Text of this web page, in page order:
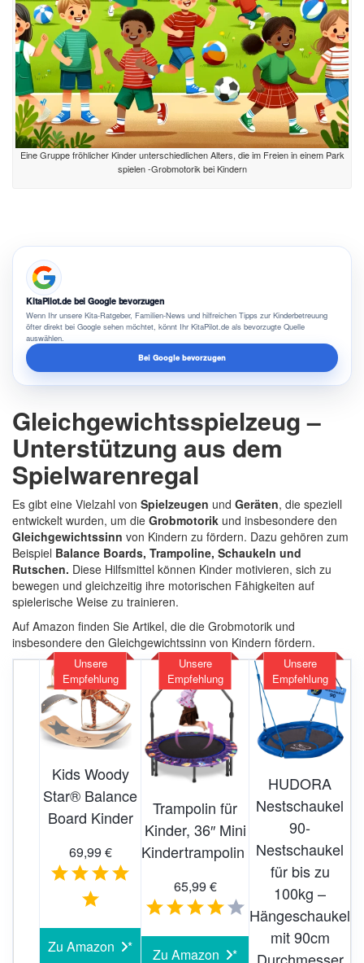
Eine Gruppe fröhlicher Kinder unterschiedlichen Alters, die im Freien in einem Park
spielen -Grobmotorik bei Kindern
KitaPilot.de bei Google bevorzugen
Wenn Ihr unsere Kita-Ratgeber, Familien-News und hilfreichen Tipps zur Kinderbetreuung
öfter direkt bei Google sehen möchtet, könnt Ihr KitaPilot.de als bevorzugte Quelle
auswählen.
Bei Google bevorzugen
Gleichgewichtsspielzeug –
Unterstützung aus dem
Spielwarenregal
Es gibt eine Vielzahl von Spielzeugen und Geräten, die speziell
entwickelt wurden, um die Grobmotorik und insbesondere den
Gleichgewichtssinn von Kindern zu fördern. Dazu gehören zum
Beispiel Balance Boards, Trampoline, Schaukeln und
Rutschen. Diese Hilfsmittel können Kinder motivieren, sich zu
bewegen und gleichzeitig ihre motorischen Fähigkeiten auf
spielerische Weise zu trainieren.
Auf Amazon finden Sie Artikel, die die Grobmotorik und
insbesondere den Gleichgewichtssinn von Kindern fördern.
Unsere
Empfehlung
Kids Woody
Star® Balance
Board Kinder
69,99 €
Zu Amazon
Unsere
Empfehlung
Trampolin für
Kinder, 36″ Mini
Kindertrampolin
65,99 €
Zu Amazon
Unsere
Empfehlung
HUDORA
Nestschaukel
90-
Nestschaukel
für bis zu
100kg –
Hängeschaukel
mit 90cm
Durchmesser